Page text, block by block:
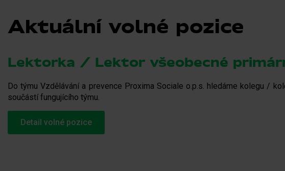
Aktuální volné pozice
Lektorka / Lektor všeobecné
Do týmu Vzdělávání a prevence Proxima Sociale o.p.s. hledáme kolegu /
součástí fungujícího týmu.
Detail volné pozice